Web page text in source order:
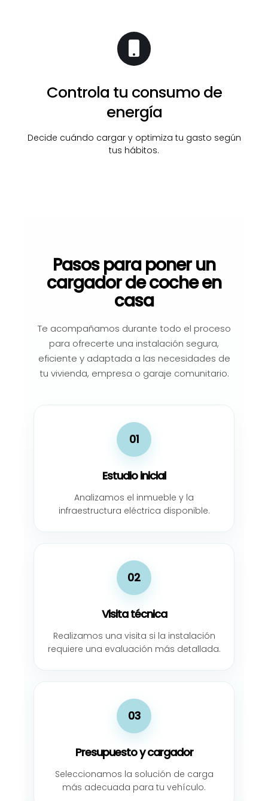
Controla tu consumo de
energía
Decide cuándo cargar y optimiza tu gasto según
tus hábitos.
Pasos para poner un
cargador de coche en
casa
Te acompañamos durante todo el proceso
para ofrecerte una instalación segura,
eficiente y adaptada a las necesidades de
tu vivienda, empresa o garaje comunitario.
01
Estudio inicial
Analizamos el inmueble y la
infraestructura eléctrica disponible.
02
Visita técnica
Realizamos una visita si la instalación
requiere una evaluación más detallada.
03
Presupuesto y cargador
Seleccionamos la solución de carga
más adecuada para tu vehículo.